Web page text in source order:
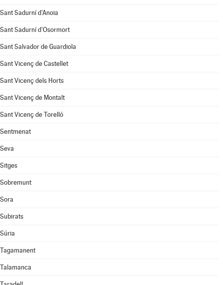
Sant Sadurní d'Anoia
Sant Sadurní d'Osormort
Sant Salvador de Guardiola
Sant Vicenç de Castellet
Sant Vicenç dels Horts
Sant Vicenç de Montalt
Sant Vicenç de Torelló
Sentmenat
Seva
Sitges
Sobremunt
Sora
Subirats
Súria
Tagamanent
Talamanca